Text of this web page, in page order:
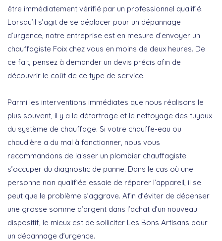
être immédiatement vérifié par un professionnel qualifié.
Lorsqu’il s’agit de se déplacer pour un dépannage
d’urgence, notre entreprise est en mesure d’envoyer un
chauffagiste Foix chez vous en moins de deux heures. De
ce fait, pensez à demander un devis précis afin de
découvrir le coût de ce type de service.
Parmi les interventions immédiates que nous réalisons le
plus souvent, il y a le détartrage et le nettoyage des tuyaux
du système de chauffage. Si votre chauffe-eau ou
chaudière a du mal à fonctionner, nous vous
recommandons de laisser un plombier chauffagiste
s’occuper du diagnostic de panne. Dans le cas où une
personne non qualifiée essaie de réparer l’appareil, il se
peut que le problème s’aggrave. Afin d’éviter de dépenser
une grosse somme d’argent dans l’achat d’un nouveau
dispositif, le mieux est de solliciter Les Bons Artisans pour
un dépannage d’urgence.